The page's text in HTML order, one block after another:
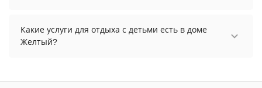
разрешено. Однако, это может оплачиваться
дополнительно.
Какие услуги для отдыха с детьми есть в доме
Желтый?